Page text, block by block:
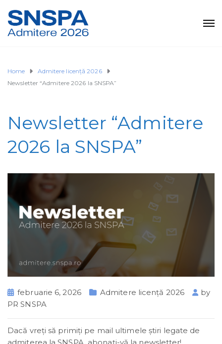
Home
Admitere licență 2026
Newsletter “Admitere 2026 la SNSPA”
Newsletter “Admitere
2026 la SNSPA”
februarie 6, 2026 Admitere licență 2026
by
PR SNSPA
Dacă vreţi să primiţi pe mail ultimele știri legate de